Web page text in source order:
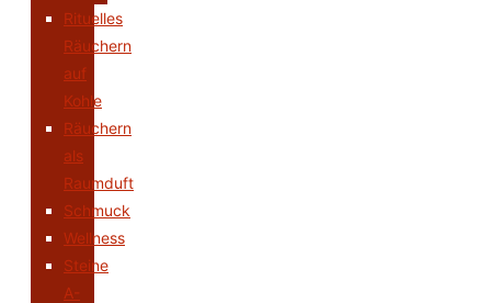
Rituelles
Räuchern
auf
Kohle
Räuchern
als
Raumduft
Schmuck
Wellness
Steine
A-